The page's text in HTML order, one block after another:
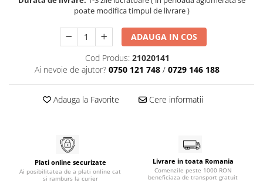
Masini tuns animale
Mori & Batoze
Motoburghie
Motocultoare
Suflanta frunze
Zdrobitori si Teascuri fructe
Piese de schimb
Piese aparat umplut carnati
poate modifica timpul de livrare )
ADAUGA IN COS
Cod Produs: 21020141
Ai nevoie de ajutor? 0750 121 748 / 0729 146 188
Adauga la Favorite Cere informatii
Plati online securizate
Ai posibilitatea de a plati online cat
si ramburs la curier
Livrare in toata Romania
Comenzile peste 1000 RON
beneficiaza de transport gratuit